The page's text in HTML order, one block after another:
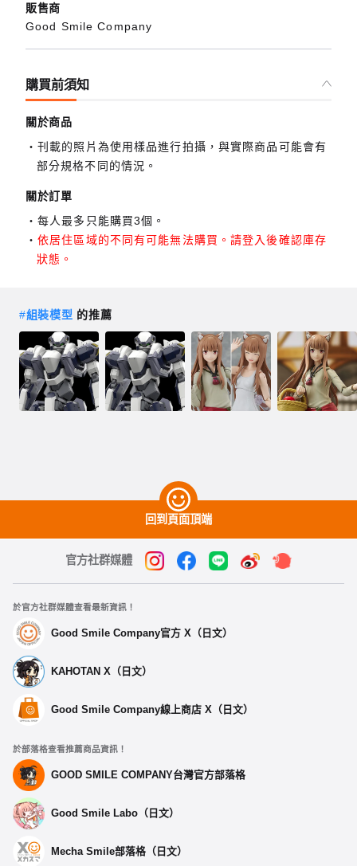
販售商
Good Smile Company
購買前須知
關於商品
刊載的照片為使用樣品進行拍攝，與實際商品可能會有
部分規格不同的情況。
關於訂單
每人最多只能購買3個。
依居住區域的不同有可能無法購買。請登入後確認庫存
狀態。
#組裝模型 的推薦
回到頁面頂端
官方社群媒體
於官方社群媒體查看最新資訊！
Good Smile Company官方 X（日文）
KAHOTAN X（日文）
Good Smile Company線上商店 X（日文）
於部落格查看推薦商品資訊！
GOOD SMILE COMPANY台灣官方部落格
Good Smile Labo（日文）
Mecha Smile部落格（日文）